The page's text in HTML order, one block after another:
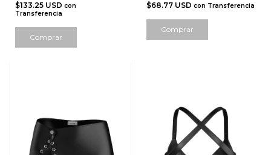
$133.25 USD con
Transferencia
Comprar
$68.77 USD con Transferencia
Comprar